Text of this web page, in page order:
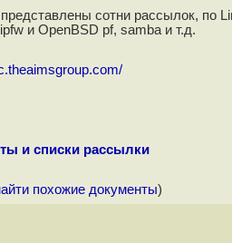
сотни рассылок, по
и OpenBSD pf, samba и т.д.
и списки рассылки
похожие документы)